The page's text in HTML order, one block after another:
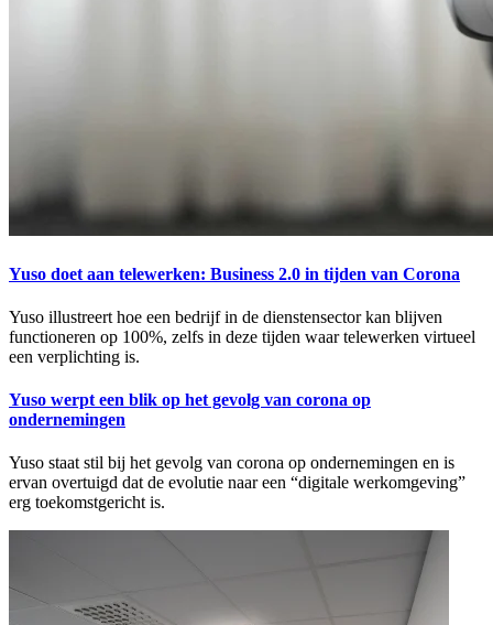
Yuso doet aan telewerken: Business 2.0 in tijden van Corona
Yuso illustreert hoe een bedrijf in de dienstensector kan blijven
functioneren op 100%, zelfs in deze tijden waar telewerken virtueel
een verplichting is.
Yuso werpt een blik op het gevolg van corona op
ondernemingen
Yuso staat stil bij het gevolg van corona op ondernemingen en is
ervan overtuigd dat de evolutie naar een “digitale werkomgeving”
erg toekomstgericht is.